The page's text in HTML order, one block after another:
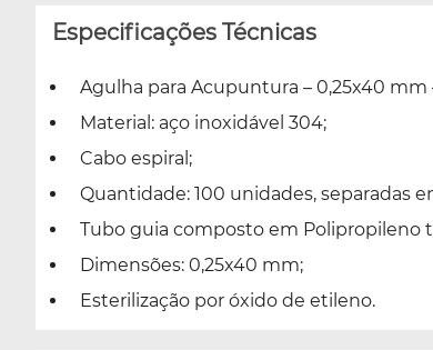
Especificações Técnicas
Agulha para Acupuntura – 0,25x40 mm
Material: aço inoxidável 304;
Cabo espiral;
Quantidade: 100 unidades, separadas
Tubo guia composto em Polipropileno
Dimensões: 0,25x40 mm;
Esterilização por óxido de etileno.